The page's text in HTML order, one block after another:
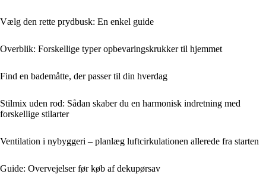
Vælg den rette prydbusk: En enkel guide
Overblik: Forskellige typer opbevaringskrukker til hjemmet
Find en bademåtte, der passer til din hverdag
Stilmix uden rod: Sådan skaber du en harmonisk indretning med
forskellige stilarter
Ventilation i nybyggeri – planlæg luftcirkulationen allerede fra starten
Guide: Overvejelser før køb af dekupørsav